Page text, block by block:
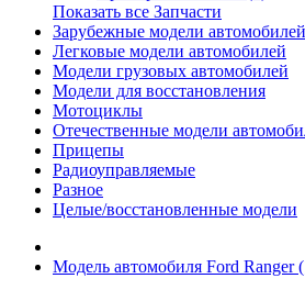
Показать все Запчасти
Зарубежные модели автомобилей
Легковые модели автомобилей
Модели грузовых автомобилей
Модели для восстановления
Мотоциклы
Отечественные модели
Прицепы
Радиоуправляемые
Разное
Целые/восстановленные модели
Модель автомобиля Ford Ranger